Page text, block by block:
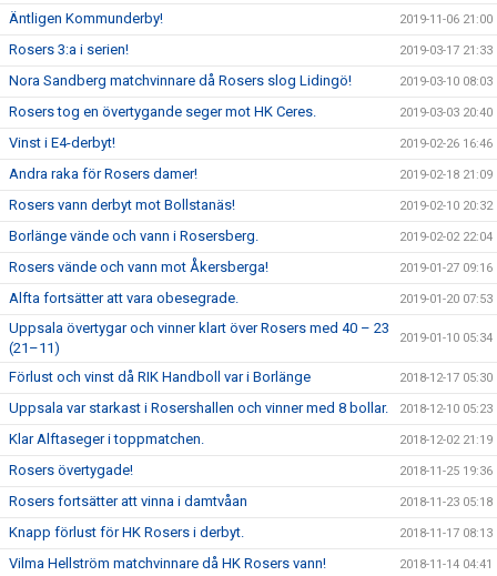
Äntligen Kommunderby! 2019-11-06 21:00
Rosers 3:a i serien! 2019-03-17 21:33
Nora Sandberg matchvinnare då Rosers slog Lidingö! 2019-03-10 08:03
Rosers tog en övertygande seger mot HK Ceres. 2019-03-03 20:40
Vinst i E4-derbyt! 2019-02-26 16:46
Andra raka för Rosers damer! 2019-02-18 21:09
Rosers vann derbyt mot Bollstanäs! 2019-02-10 20:32
Borlänge vände och vann i Rosersberg. 2019-02-02 22:04
Rosers vände och vann mot Åkersberga! 2019-01-27 09:16
Alfta fortsätter att vara obesegrade. 2019-01-20 07:53
Uppsala övertygar och vinner klart över Rosers med 40 – 23
(21–11)
2019-01-10 05:34
Förlust och vinst då RIK Handboll var i Borlänge 2018-12-17 05:30
Uppsala var starkast i Rosershallen och vinner med 8 bollar. 2018-12-10 05:23
Klar Alftaseger i toppmatchen. 2018-12-02 21:19
Rosers övertygade! 2018-11-25 19:36
Rosers fortsätter att vinna i damtvåan 2018-11-23 05:18
Knapp förlust för HK Rosers i derbyt. 2018-11-17 08:13
Vilma Hellström matchvinnare då HK Rosers vann! 2018-11-14 04:41